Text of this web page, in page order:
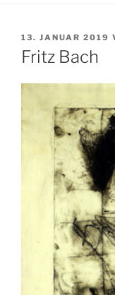
VERÖFFENTLICHT
AM
13. JANUAR 2019
Fritz Bach